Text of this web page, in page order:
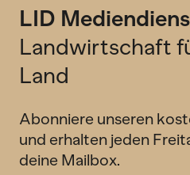
LID
Landwirtschaft
Land
Abonniere unseren
und erhalten jeden
deine Mailbox.